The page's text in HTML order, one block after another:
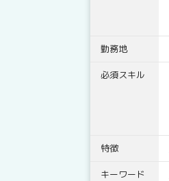
勤務地
必須スキル
特徴
キーワード